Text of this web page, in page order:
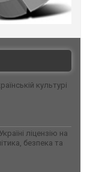
культурі
ліцензію на
безпека та